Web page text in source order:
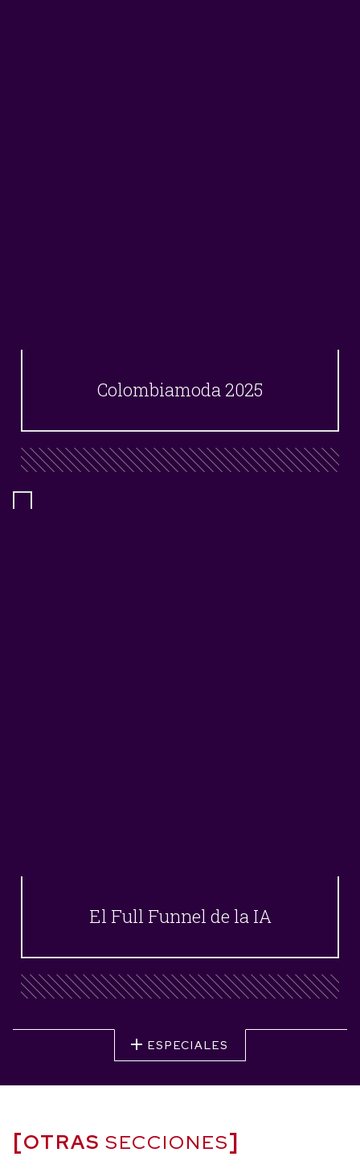
Colombiamoda 2025
El Full Funnel de la IA
ESPECIALES
OTRAS SECCIONES